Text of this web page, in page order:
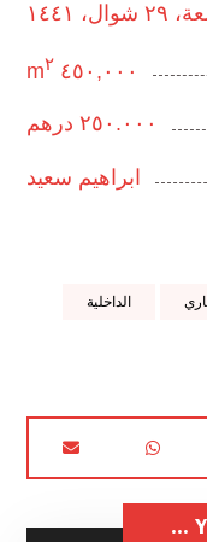
١٤٤١
٤٥٠,٠٠٠ m ٢
٢٥٠.٠٠٠ درهم
ابراهيم سعيد
الداخلية